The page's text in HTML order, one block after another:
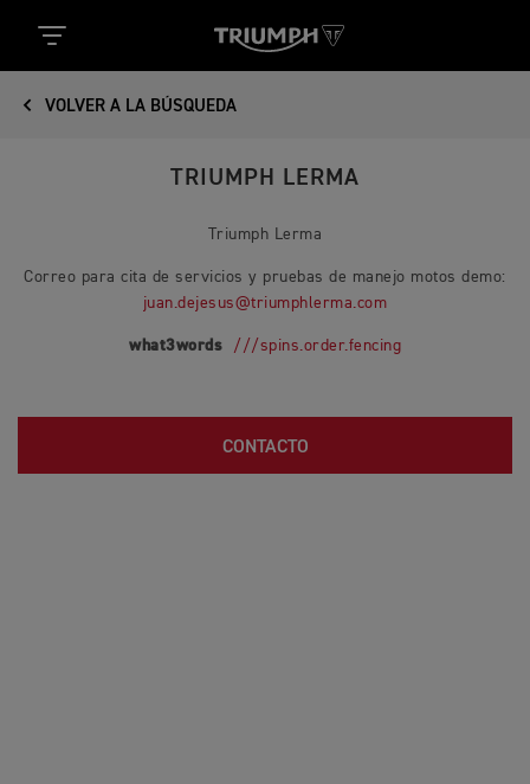
VOLVER A LA BÚSQUEDA
TRIUMPH LERMA
Triumph Lerma
Correo para cita de servicios y pruebas de manejo motos demo:
juan.dejesus@triumphlerma.com
what3words ///spins.order.fencing
CONTACTO